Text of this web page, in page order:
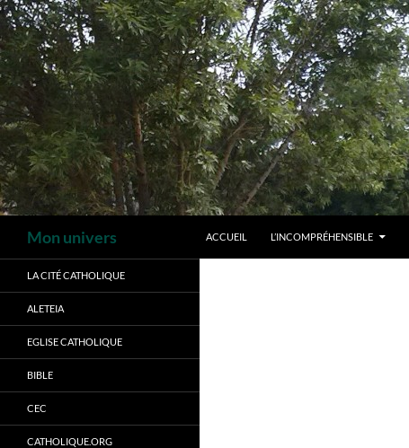
Aller
au
contenu
Mon univers ACCUEIL L’INCOMPRÉHENSIBLE
LA CITÉ CATHOLIQUE
ALETEIA
EGLISE CATHOLIQUE
BIBLE
CEC
CATHOLIQUE.ORG